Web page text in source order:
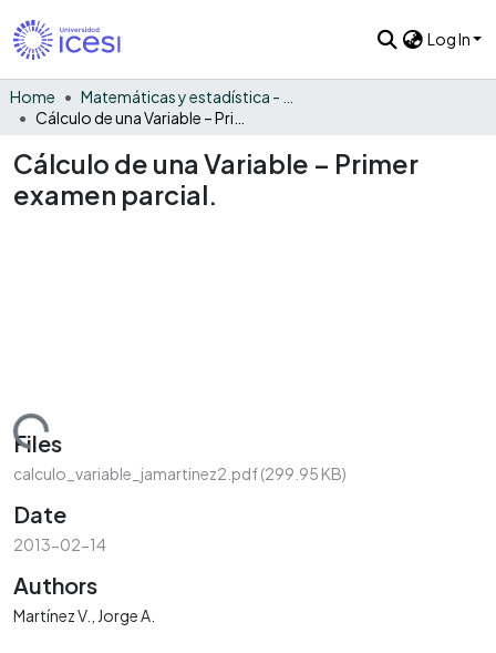
Log In
Home
Cálculo de una Variable – Primer
examen parcial.
Loading...
Files
calculo_variable_jamartinez2.pdf(299.95 KB)
Date
2013-02-14
Authors
Martínez V., Jorge A.